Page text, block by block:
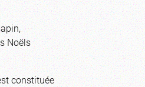
Noëls
constituée